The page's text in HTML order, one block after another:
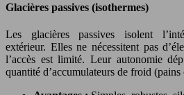
Glacières passives (isothermes)
Les glacières passives isolent
extérieur. Elles ne nécessitent pas
l’accès est limité. Leur autonomie
quantité d’accumulateurs de froid (pains